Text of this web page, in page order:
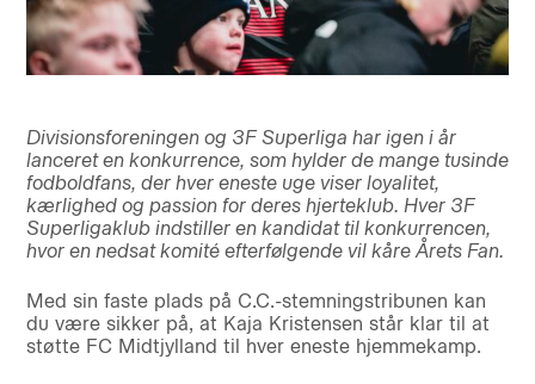
Divisionsforeningen og 3F Superliga har igen i år
lanceret en konkurrence, som hylder de mange tusinde
fodboldfans, der hver eneste uge viser loyalitet,
kærlighed og passion for deres hjerteklub. Hver 3F
Superligaklub indstiller en kandidat til konkurrencen,
hvor en nedsat komité efterfølgende vil kåre Årets Fan.
Med sin faste plads på C.C.-stemningstribunen kan
du være sikker på, at Kaja Kristensen står klar til at
støtte FC Midtjylland til hver eneste hjemmekamp.